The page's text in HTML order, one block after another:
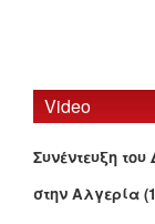
Video
Συνέντευξη
στην Αλγερία